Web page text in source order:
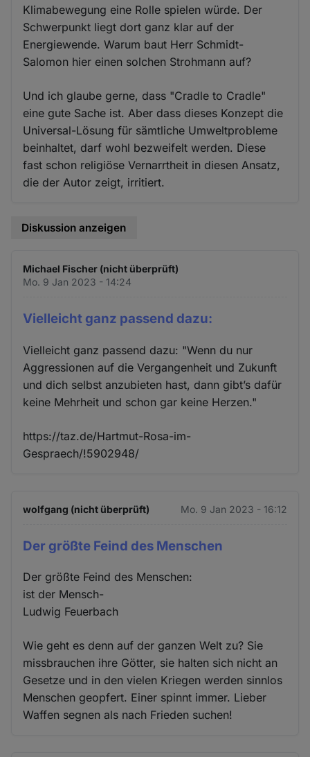
Klimabewegung eine Rolle spielen würde. Der
Schwerpunkt liegt dort ganz klar auf der
Energiewende. Warum baut Herr Schmidt-
Salomon hier einen solchen Strohmann auf?
Und ich glaube gerne, dass "Cradle to Cradle"
eine gute Sache ist. Aber dass dieses Konzept die
Universal-Lösung für sämtliche Umweltprobleme
beinhaltet, darf wohl bezweifelt werden. Diese
fast schon religiöse Vernarrtheit in diesen Ansatz,
die der Autor zeigt, irritiert.
Diskussion anzeigen
Michael Fischer (nicht überprüft)
Mo. 9 Jan 2023 - 14:24
Vielleicht ganz passend dazu:
Vielleicht ganz passend dazu: "Wenn du nur
Aggressionen auf die Vergangenheit und Zukunft
und dich selbst anzubieten hast, dann gibt’s dafür
keine Mehrheit und schon gar keine Herzen."
https://taz.de/Hartmut-Rosa-im-
Gespraech/!5902948/
wolfgang (nicht überprüft) Mo. 9 Jan 2023 - 16:12
Der größte Feind des Menschen
Der größte Feind des Menschen:
ist der Mensch-
Ludwig Feuerbach
Wie geht es denn auf der ganzen Welt zu? Sie
missbrauchen ihre Götter, sie halten sich nicht an
Gesetze und in den vielen Kriegen werden sinnlos
Menschen geopfert. Einer spinnt immer. Lieber
Waffen segnen als nach Frieden suchen!